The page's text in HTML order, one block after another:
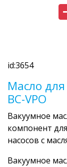
id:3654
Масло
BC-VPO
Вакуумное
компонент
насосов с
Вакуумное